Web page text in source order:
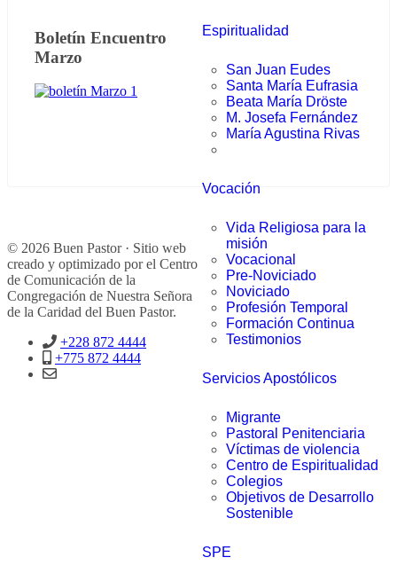
Espiritualidad
San Juan Eudes
Santa María Eufrasia
Beata María Dröste
M. Josefa Fernández
María Agustina Rivas
Vocación
Vida Religiosa para la
misión
Vocacional
Pre-Noviciado
Noviciado
Profesión Temporal
Formación Continua
Testimonios
Servicios Apostólicos
Migrante
Pastoral Penitenciaria
Víctimas de violencia
Centro de Espiritualidad
Colegios
Objetivos de Desarrollo
Sostenible
SPE
Boletín Encuentro
Marzo
© 2026 Buen Pastor · Sitio web
creado y optimizado por el Centro
de Comunicación de la
Congregación de Nuestra Señora
de la Caridad del Buen Pastor.
+228 872 4444
+775 872 4444